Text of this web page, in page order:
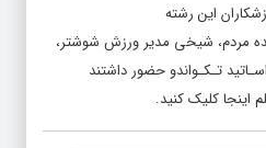
این رشته
مردم، شیخی مدیر ورزش شوشتر،
تـکـواندو حضور داشتند
اینجا کلیک کنید.